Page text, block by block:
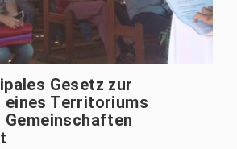
Gesetz zur
eines Territoriums